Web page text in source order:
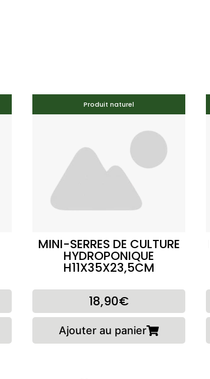
Produit naturel
MINI-SERRES DE CULTURE
HYDROPONIQUE
H11X35X23,5CM
18,90€
Ajouter au panier